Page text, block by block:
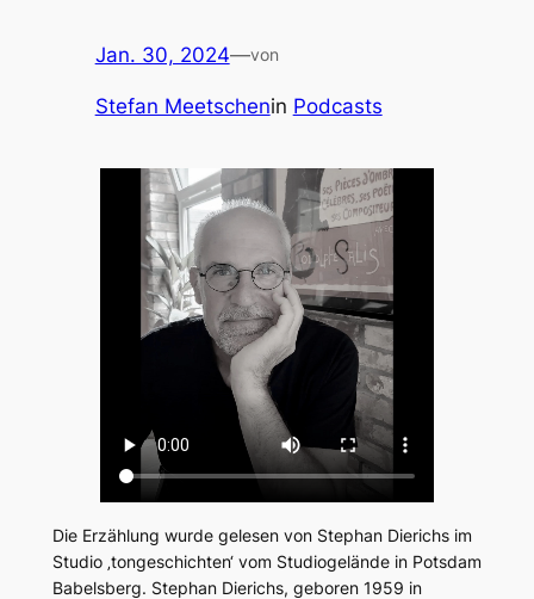
Jan. 30, 2024—von
Stefan Meetschenin Podcasts
Die Erzählung wurde gelesen von Stephan Dierichs im
Studio ‚tongeschichten‘ vom Studiogelände in Potsdam
Babelsberg. Stephan Dierichs, geboren 1959 in